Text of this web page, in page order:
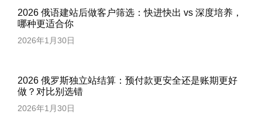
2026 俄语建站后做客户筛选：快进快出 vs 深度培养，
哪种更适合你
2026年1月30日
2026 俄罗斯独立站结算：预付款更安全还是账期更好
做？对比别选错
2026年1月30日